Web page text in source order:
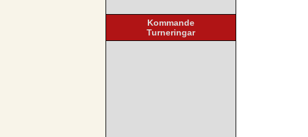
Kommande
Turneringar